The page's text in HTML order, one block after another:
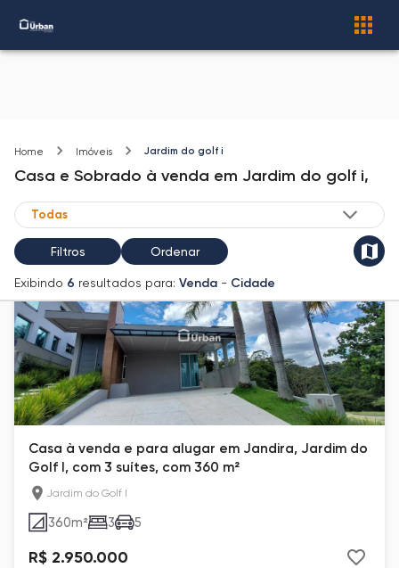
Home Imóveis Jardim do golf i
Casa e Sobrado à venda em Jardim do golf i,
Filtros Ordenar
Exibindo 6 resultados para: Venda - Cidade
Casa à venda e para alugar em Jandira, Jardim do
Golf I, com 3 suítes, com 360 m²
Jardim do Golf I
360m² 3 5
R$ 2.950.000